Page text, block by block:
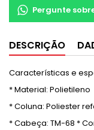
Pergunte
DESCRIÇÃO
Características e
* Material: Polietileno
* Coluna: Poliester
* Cabeça: TM-68 *